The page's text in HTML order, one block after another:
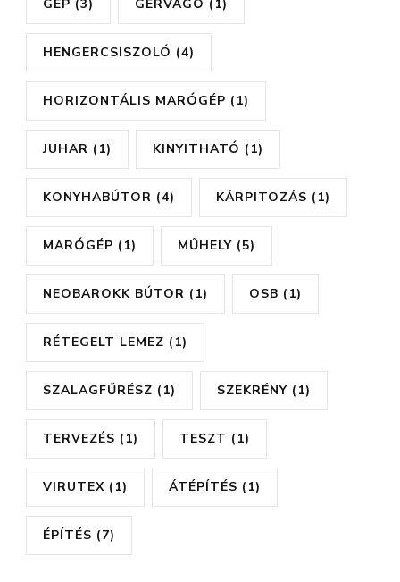
GÉP (3) GÉRVÁGÓ (1)
HENGERCSISZOLÓ (4)
HORIZONTÁLIS MARÓGÉP (1)
JUHAR (1) KINYITHATÓ (1)
KONYHABÚTOR (4) KÁRPITOZÁS (1)
MARÓGÉP (1) MŰHELY (5)
NEOBAROKK BÚTOR (1) OSB (1)
RÉTEGELT LEMEZ (1)
SZALAGFŰRÉSZ (1) SZEKRÉNY (1)
TERVEZÉS (1) TESZT (1)
VIRUTEX (1) ÁTÉPÍTÉS (1)
ÉPÍTÉS (7)